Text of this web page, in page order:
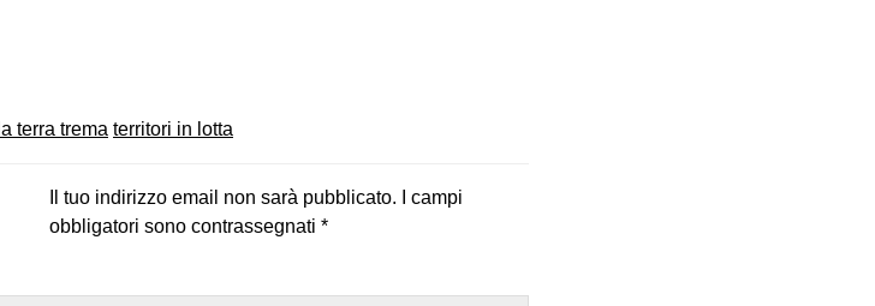
la terra trema territori in lotta
Il tuo indirizzo email non sarà pubblicato.
I campi
obbligatori sono contrassegnati *